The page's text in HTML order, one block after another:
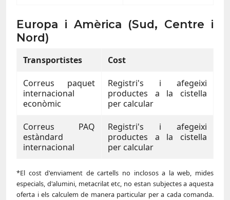
Europa i Amèrica (Sud, Centre i
Nord)
Transportistes Cost
Correus paquet
internacional
econòmic
Registri's i afegeixi
productes a la cistella
per calcular
Correus PAQ
estàndard
internacional
Registri's i afegeixi
productes a la cistella
per calcular
*El cost d'enviament de cartells no inclosos a la web, mides
especials, d'alumini, metacrilat etc, no estan subjectes a aquesta
oferta i els calculem de manera particular per a cada comanda.